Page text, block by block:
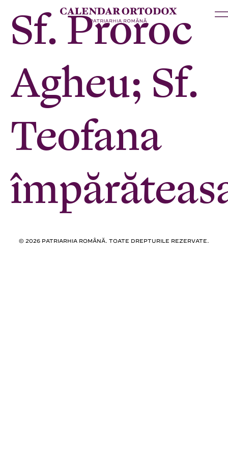
Sf. Proroc
Agheu; Sf.
Teofana
© 2026 PATRIARHIA ROMÂNĂ. TOATE DREPTURILE REZERVATE.